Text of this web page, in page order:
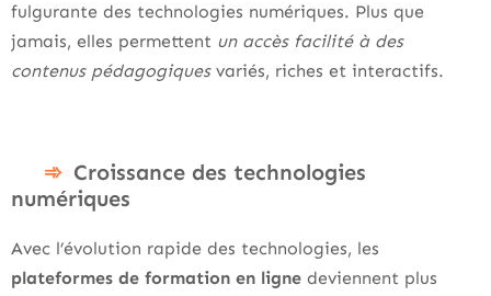
fulgurante des technologies numériques. Plus que
jamais, elles permettent un accès facilité à des
contenus pédagogiquesvariés, riches et interactifs.
Croissance des technologies
numériques
Avec l’évolution rapide des technologies, les
plateformes de formation en ligne deviennent plus